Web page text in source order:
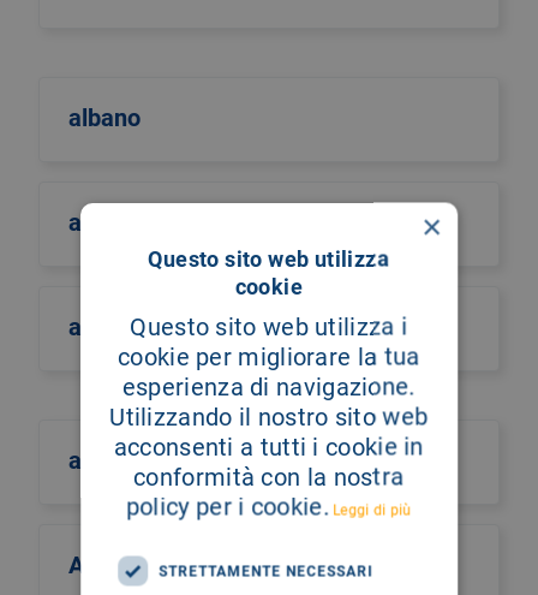
albano
albero della vita
alberto castiglione
alberto culotta
Alberto Maria Romano
×
Questo sito web utilizza
cookie
Questo sito web utilizza i
cookie per migliorare la tua
esperienza di navigazione.
Utilizzando il nostro sito web
acconsenti a tutti i cookie in
conformità con la nostra
policy per i cookie. Leggi di più
STRETTAMENTE NECESSARI